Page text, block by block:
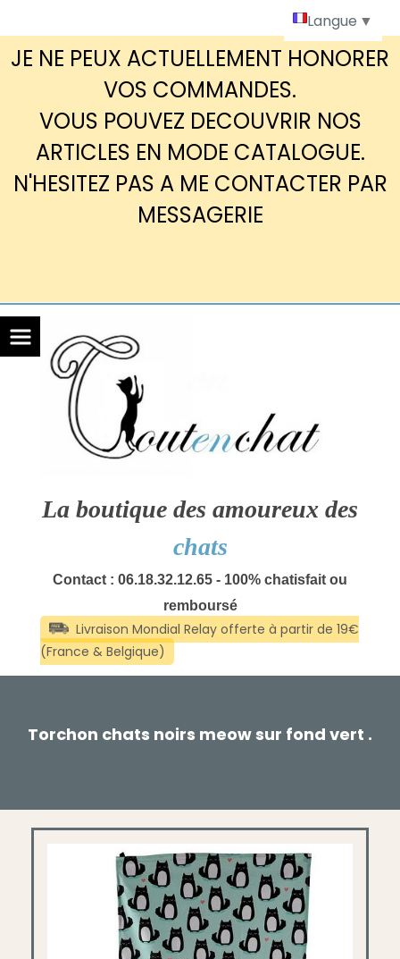
JE NE PEUX ACTUELLEMENT HONORER
VOS COMMANDES.
VOUS POUVEZ DECOUVRIR NOS
ARTICLES EN MODE CATALOGUE.
N'HESITEZ PAS A ME CONTACTER PAR
MESSAGERIE
La boutique des amoureux des
chats
Contact : 06.18.32.12.65 - 100% chatisfait ou
remboursé
Torchon chats noirs meow sur fond vert .
Langue ▼